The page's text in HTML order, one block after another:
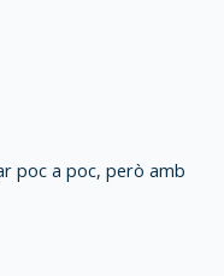
poc a poc, però amb